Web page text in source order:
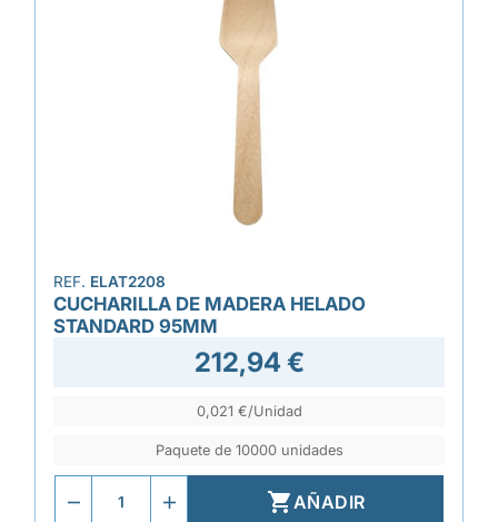
REF. ELAT2208
CUCHARILLA DE MADERA HELADO
STANDARD 95MM
212,94 €
0,021 €/Unidad
Paquete de 10000 unidades
AÑADIR